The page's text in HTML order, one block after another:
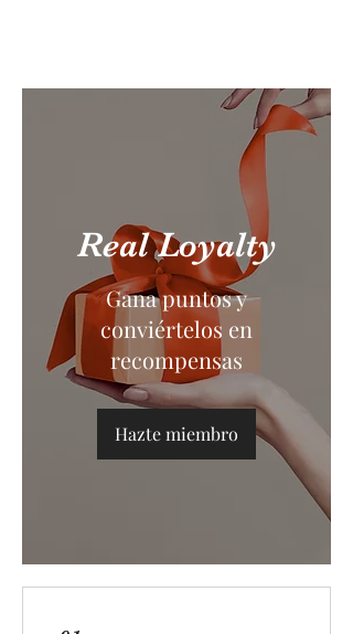
Real Loyalty
Gana puntos y
conviértelos en
recompensas
Hazte miembro